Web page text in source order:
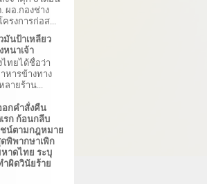
ผอ.กองช่าง
รงการก่อส...
นป้าเหลียว
หนาเจ้า
ไทยได้ชื่อว่า
หารข้างทาง
ลายร้าน...
อกคำสั่งคืน
รก ก้อนกลีบ
น์ตามกฎหมาย
พิพากษาเพิก
าดไทย ระบุ
ำผิดวินัยร้าย